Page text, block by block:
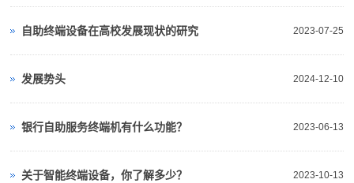
2023-07-25
自助终端设备在高校发展现状的研究
2024-12-10
发展势头
2023-06-13
银行自助服务终端机有什么功能？
2023-10-13
关于智能终端设备，你了解多少？